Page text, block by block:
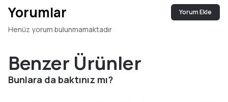
Yorumlar Yorum Ekle
Henüz yorum bulunmamaktadır
Benzer Ürünler
Bunlara da baktınız mı?